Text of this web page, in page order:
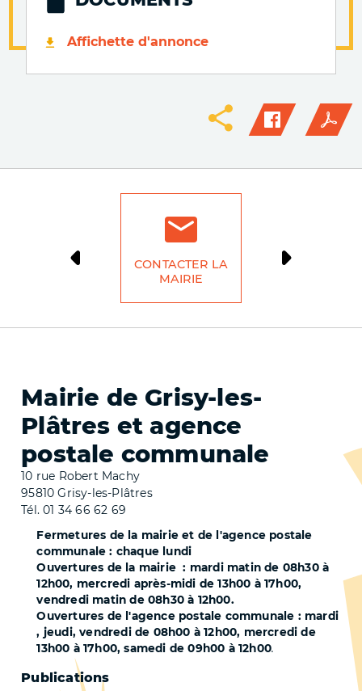
Affichette d'annonce
CONTACTER LA
MAIRIE
Mairie de Grisy-les-
Plâtres et agence
postale communale
10 rue Robert Machy
95810 Grisy-les-Plâtres
Tél. 01 34 66 62 69
Fermetures de la mairie et de l'agence postale
communale : chaque lundi
Ouvertures de la mairie : mardi matin de 08h30 à
12h00, mercredi après-midi de 13h00 à 17h00,
vendredi matin de 08h30 à 12h00.
Ouvertures de l'agence postale communale : mardi
, jeudi, vendredi de 08h00 à 12h00, mercredi de
13h00 à 17h00, samedi de 09h00 à 12h00.
Pied
Publications